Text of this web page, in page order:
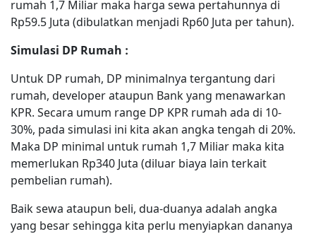
rumah 1,7 Miliar maka harga sewa pertahunnya di
Rp59.5 Juta (dibulatkan menjadi Rp60 Juta per tahun).
Simulasi DP Rumah :
Untuk DP rumah, DP minimalnya tergantung dari
rumah, developer ataupun Bank yang menawarkan
KPR. Secara umum range DP KPR rumah ada di 10-
30%, pada simulasi ini kita akan angka tengah di 20%.
Maka DP minimal untuk rumah 1,7 Miliar maka kita
memerlukan Rp340 Juta (diluar biaya lain terkait
pembelian rumah).
Baik sewa ataupun beli, dua-duanya adalah angka
yang besar sehingga kita perlu menyiapkan dananya